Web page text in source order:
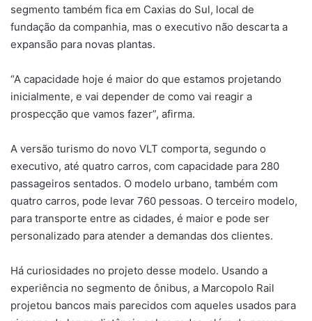
segmento também fica em Caxias do Sul, local de
fundação da companhia, mas o executivo não descarta a
expansão para novas plantas.
“A capacidade hoje é maior do que estamos projetando
inicialmente, e vai depender de como vai reagir a
prospecção que vamos fazer”, afirma.
A versão turismo do novo VLT comporta, segundo o
executivo, até quatro carros, com capacidade para 280
passageiros sentados. O modelo urbano, também com
quatro carros, pode levar 760 pessoas. O terceiro modelo,
para transporte entre as cidades, é maior e pode ser
personalizado para atender a demandas dos clientes.
Há curiosidades no projeto desse modelo. Usando a
experiência no segmento de ônibus, a Marcopolo Rail
projetou bancos mais parecidos com aqueles usados para